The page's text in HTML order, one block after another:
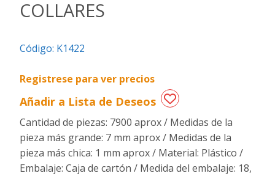
fechas
COLLARES
Código: K1422
Registrese para ver precios
Añadir a Lista de Deseos
Cantidad de piezas: 7900 aprox / Medidas de la
pieza más grande: 7 mm aprox / Medidas de la
pieza más chica: 1 mm aprox / Material: Plástico /
Embalaje: Caja de cartón / Medida del embalaje: 18,